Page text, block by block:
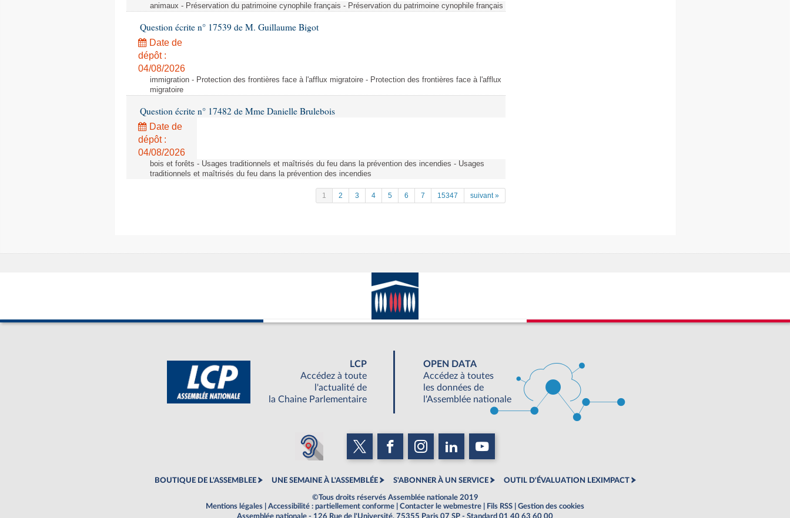
animaux - Préservation du patrimoine cynophile français - Préservation du patrimoine cynophile français
Question écrite n° 17539 de M. Guillaume Bigot
Date de
dépôt :
04/08/2026
immigration - Protection des frontières face à l'afflux migratoire - Protection des frontières face à l'afflux
migratoire
Question écrite n° 17482 de Mme Danielle Brulebois
Date de
dépôt :
04/08/2026
bois et forêts - Usages traditionnels et maîtrisés du feu dans la prévention des incendies - Usages
traditionnels et maîtrisés du feu dans la prévention des incendies
1 2 3 4 5 6 7 15347 suivant »
LCP
Accédez à toute
l'actualité de
la Chaine Parlementaire
OPEN DATA
Accédez à toutes
les données de
l'Assemblée nationale
BOUTIQUE DE L'ASSEMBLEE UNE SEMAINE À L'ASSEMBLÉE S'ABONNER À UN SERVICE OUTIL D'ÉVALUATION LEXIMPACT
©Tous droits réservés Assemblée nationale 2019
Mentions légales
Accessibilité : partiellement conforme Contacter le webmestre Fils RSS
Gestion des cookies
Assemblée nationale - 126 Rue de l'Université, 75355 Paris 07 SP - Standard 01 40 63 60 00